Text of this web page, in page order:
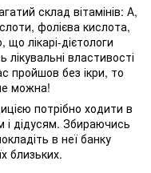
склад вітамінів: А,
фолієва кислота,
лікарі-дієтологи
лікувальні властивості
пройшов без ікри, то
можна!
потрібно ходити в
і дідусям. Збираючись
в неї банку
близьких.